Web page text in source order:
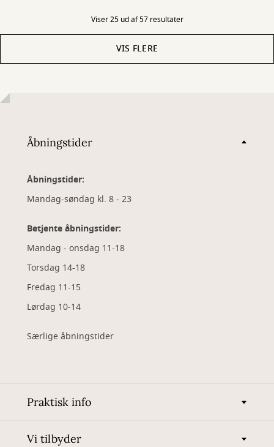
Viser 25 ud af 57 resultater
VIS FLERE
Åbningstider
Åbningstider:
Mandag-søndag kl. 8 - 23
Betjente åbningstider:
Mandag - onsdag 11-18
Torsdag 14-18
Fredag 11-15
Lørdag 10-14
Særlige åbningstider
Praktisk info
Vi tilbyder